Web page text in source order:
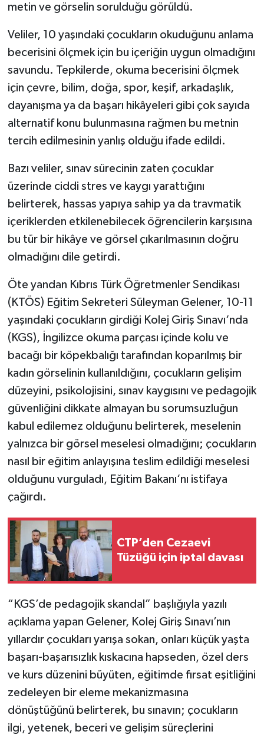
metin ve görselin sorulduğu görüldü.
Veliler, 10 yaşındaki çocukların okuduğunu anlama
becerisini ölçmek için bu içeriğin uygun olmadığını
savundu. Tepkilerde, okuma becerisini ölçmek
için çevre, bilim, doğa, spor, keşif, arkadaşlık,
dayanışma ya da başarı hikâyeleri gibi çok sayıda
alternatif konu bulunmasına rağmen bu metnin
tercih edilmesinin yanlış olduğu ifade edildi.
Bazı veliler, sınav sürecinin zaten çocuklar
üzerinde ciddi stres ve kaygı yarattığını
belirterek, hassas yapıya sahip ya da travmatik
içeriklerden etkilenebilecek öğrencilerin karşısına
bu tür bir hikâye ve görsel çıkarılmasının doğru
olmadığını dile getirdi.
Öte yandan Kıbrıs Türk Öğretmenler Sendikası
(KTÖS) Eğitim Sekreteri Süleyman Gelener, 10-11
yaşındaki çocukların girdiği Kolej Giriş Sınavı‘nda
(KGS), İngilizce okuma parçası içinde kolu ve
bacağı bir köpekbalığı tarafından koparılmış bir
kadın görselinin kullanıldığını, çocukların gelişim
düzeyini, psikolojisini, sınav kaygısını ve pedagojik
güvenliğini dikkate almayan bu sorumsuzluğun
kabul edilemez olduğunu belirterek, meselenin
yalnızca bir görsel meselesi olmadığını; çocukların
nasıl bir eğitim anlayışına teslim edildiği meselesi
olduğunu vurguladı, Eğitim Bakanı‘nı istifaya
çağırdı.
CTP’den Cezaevi
Tüzüğü için iptal davası
“KGS’de pedagojik skandal” başlığıyla yazılı
açıklama yapan Gelener, Kolej Giriş Sınavı’nın
yıllardır çocukları yarışa sokan, onları küçük yaşta
başarı-başarısızlık kıskacına hapseden, özel ders
ve kurs düzenini büyüten, eğitimde fırsat eşitliğini
zedeleyen bir eleme mekanizmasına
dönüştüğünü belirterek, bu sınavın; çocukların
ilgi, yetenek, beceri ve gelişim süreçlerini